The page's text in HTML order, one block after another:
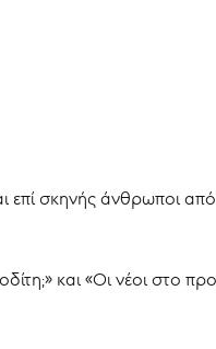
σκηνής άνθρωποι
και «Οι νέοι στο